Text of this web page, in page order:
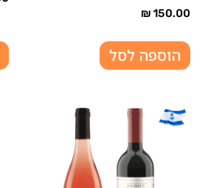
₪150.00
הוספה לסל